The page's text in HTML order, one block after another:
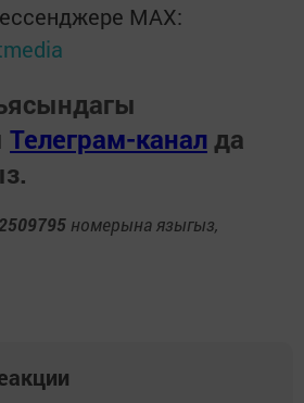
MАХ:
Телеграм-канал да
номерына языгыз,